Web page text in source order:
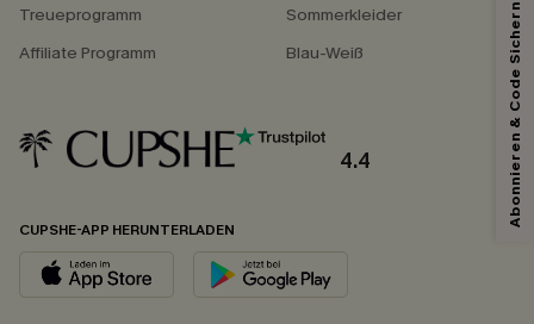
Treueprogramm
Affiliate Programm
Sommerkleider
Blau-Weiß
4.4
CUPSHE-APP HERUNTERLADEN
Abonnieren & Code Sichern